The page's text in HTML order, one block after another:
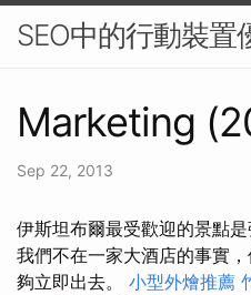
SEO中的行動裝
Marketing
Sep 22, 2013
伊斯坦布爾最受歡迎的景點
我們不在一家大酒店的事實
夠立即出去。 小型外燴推薦